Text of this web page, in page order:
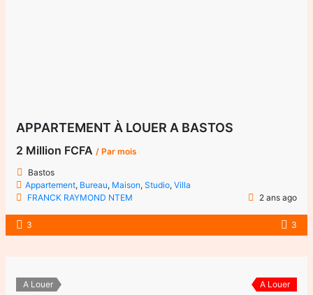
APPARTEMENT À LOUER A BASTOS
2 Million FCFA/ Par mois
Bastos
Appartement, Bureau, Maison,Studio,Villa
FRANCK RAYMOND NTEM
2 ans ago
3 3
A Louer A Louer